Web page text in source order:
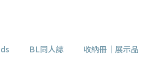
BL同人誌 收納冊｜展示品